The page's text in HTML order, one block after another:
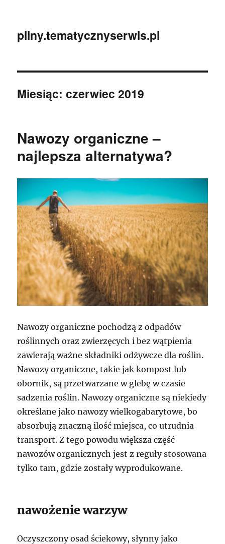
pilny.tematycznyserwis.pl
Miesiąc:czerwiec 2019
Nawozy organiczne –
najlepsza alternatywa?
Nawozy organiczne pochodzą z odpadów
roślinnych oraz zwierzęcych i bez wątpienia
zawierają ważne składniki odżywcze dla roślin.
Nawozy organiczne, takie jak kompost lub
obornik, są przetwarzane w glebę w czasie
sadzenia roślin. Nawozy organiczne są niekiedy
określane jako nawozy wielkogabarytowe, bo
absorbują znaczną ilość miejsca, co utrudnia
transport. Z tego powodu większa część
nawozów organicznych jest z reguły stosowana
tylko tam, gdzie zostały wyprodukowane.
nawożenie warzyw
Oczyszczony osad ściekowy, słynny jako